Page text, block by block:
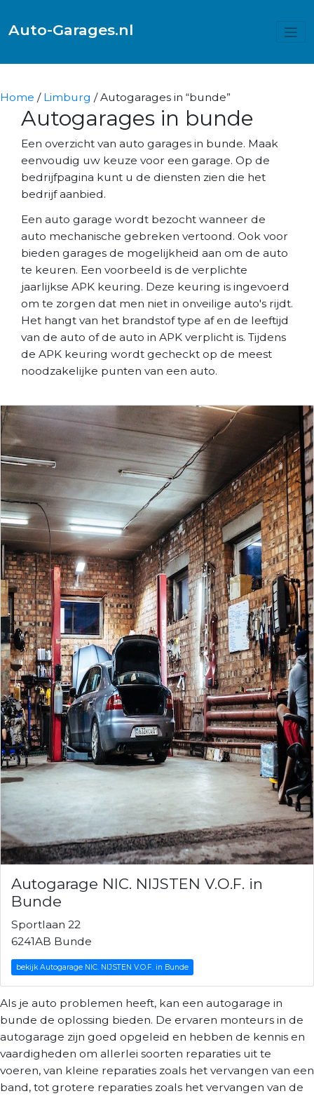
Auto-Garages.nl
Home / Limburg / Autogarages in “bunde”
Autogarages in bunde
Een overzicht van auto garages in bunde. Maak
eenvoudig uw keuze voor een garage. Op de
bedrijfpagina kunt u de diensten zien die het
bedrijf aanbied.
Een auto garage wordt bezocht wanneer de
auto mechanische gebreken vertoond. Ook voor
bieden garages de mogelijkheid aan om de auto
te keuren. Een voorbeeld is de verplichte
jaarlijkse APK keuring. Deze keuring is ingevoerd
om te zorgen dat men niet in onveilige auto's rijdt.
Het hangt van het brandstof type af en de leeftijd
van de auto of de auto in APK verplicht is. Tijdens
de APK keuring wordt gecheckt op de meest
noodzakelijke punten van een auto.
Autogarage NIC. NIJSTEN V.O.F. in
Bunde
Sportlaan 22
6241AB Bunde
bekijk Autogarage NIC. NIJSTEN V.O.F. in Bunde
Als je auto problemen heeft, kan een autogarage in
bunde de oplossing bieden. De ervaren monteurs in de
autogarage zijn goed opgeleid en hebben de kennis en
vaardigheden om allerlei soorten reparaties uit te
voeren, van kleine reparaties zoals het vervangen van een
band, tot grotere reparaties zoals het vervangen van de